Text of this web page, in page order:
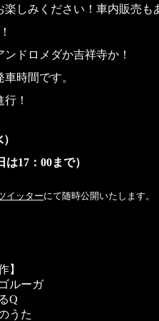
しみください！車内販売も
ドロメダか吉祥寺か！
時間です。
行！
17：00まで）
イッターにて随時公開いたします。
】
ルーガ
Q
うた